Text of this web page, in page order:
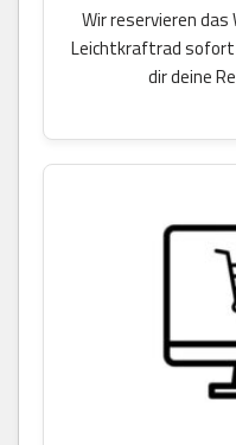
Wir reservieren das
Leichtkraftrad sofort
dir deine